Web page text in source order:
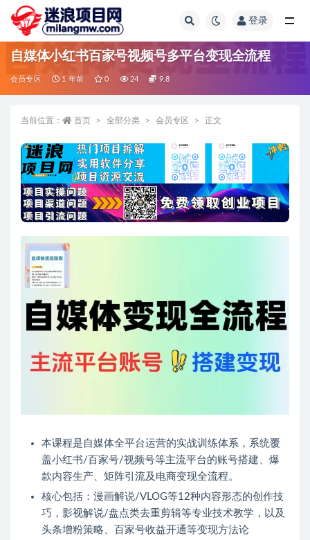
登录
自媒体小红书百家号视频号多平台变现全流程
会员专区 1 年前 0 24 9.8
当前位置： 首页 全部分类 会员专区 正文
本课程是自媒体全平台运营的实战训练体系，系统覆
盖小红书/百家号/视频号等主流平台的账号搭建、爆
款内容生产、矩阵引流及电商变现全流程。
核心包括：漫画解说/VLOG等12种内容形态的创作技
巧，影视解说/盘点类去重剪辑等专业技术教学，以及
头条增粉策略、百家号收益开通等变现方法论
全部